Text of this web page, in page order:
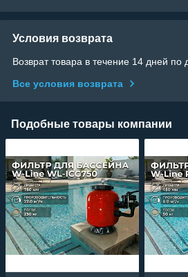
Условия возврата
Возврат товара в течение 14 дней по
Все условия возврата
Подобные товары компании